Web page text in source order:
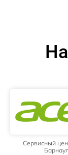
Сервисный